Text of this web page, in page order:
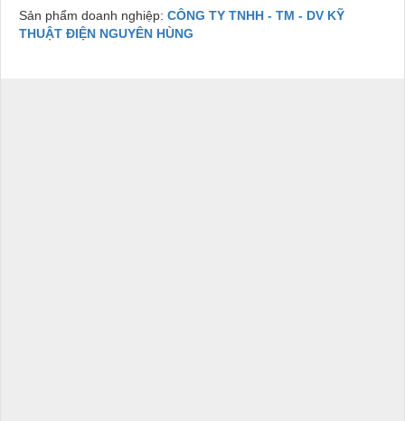
Sản phẩm doanh nghiệp: CÔNG TY TNHH - TM - DV KỸ
THUẬT ĐIỆN NGUYÊN HÙNG